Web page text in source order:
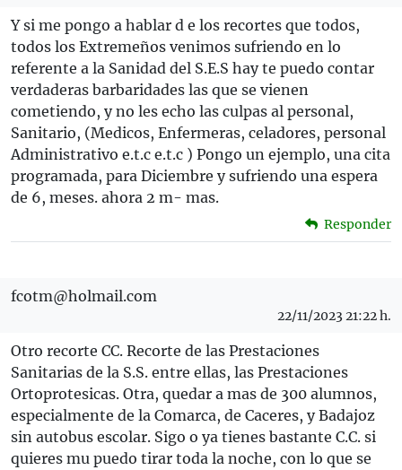
Y si me pongo a hablar d e los recortes que todos,
todos los Extremeños venimos sufriendo en lo
referente a la Sanidad del S.E.S hay te puedo contar
verdaderas barbaridades las que se vienen
cometiendo, y no les echo las culpas al personal,
Sanitario, (Medicos, Enfermeras, celadores, personal
Administrativo e.t.c e.t.c ) Pongo un ejemplo, una cita
programada, para Diciembre y sufriendo una espera
de 6, meses. ahora 2 m- mas.
Responder
fcotm@holmail.com
22/11/2023 21:22 h.
Otro recorte CC. Recorte de las Prestaciones
Sanitarias de la S.S. entre ellas, las Prestaciones
Ortoprotesicas. Otra, quedar a mas de 300 alumnos,
especialmente de la Comarca, de Caceres, y Badajoz
sin autobus escolar. Sigo o ya tienes bastante C.C. si
quieres mu puedo tirar toda la noche, con lo que se